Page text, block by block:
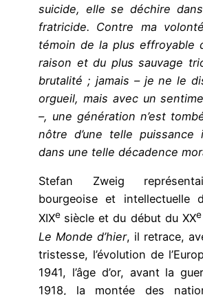
suicide, elle se déchire
fratricide. Contre ma
témoin de la plus effroyable
raison et du plus sauvage
brutalité ; jamais – je ne le
orgueil, mais avec un
–, une génération n’est
nôtre d’une telle puissance
dans une telle décadence
Stefan Zweig
bourgeoise et
XIXe siècle et du début du XXe
Le Monde d’hier, il retrace,
tristesse, l’évolution de
1941, l’âge d’or, avant la
1918, la montée des